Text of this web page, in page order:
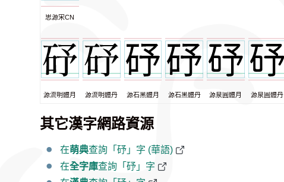
思源宋CN
源流明體月 源流明體丹 源石黑體月 源石黑體丹 源泉圓體月 源泉圓體丹
其它漢字網路資源
在萌典查詢「䂛」字 (華語)
在全字庫查詢「䂛」字